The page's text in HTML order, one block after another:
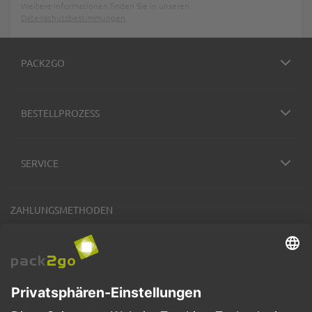
PACK2GO
BESTELLPROZESS
SERVICE
ZAHLUNGSMETHODEN
VERSANDARTEN